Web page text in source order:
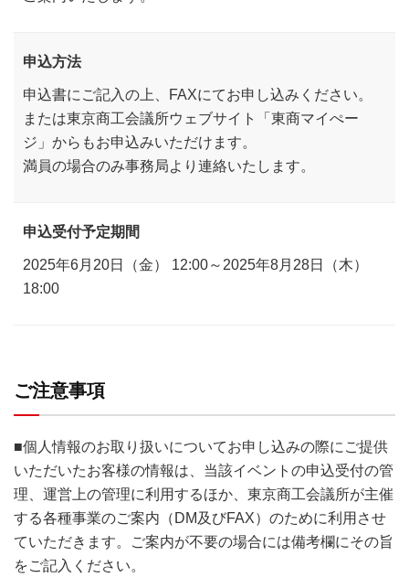
申込方法
申込書にご記入の上、FAXにてお申し込みください。
または東京商工会議所ウェブサイト「東商マイぺー
ジ」からもお申込みいただけます。
満員の場合のみ事務局より連絡いたします。
申込受付予定期間
2025年6月20日（金） 12:00～2025年8月28日（木）
18:00
ご注意事項
■個人情報のお取り扱いについてお申し込みの際にご提供
いただいたお客様の情報は、当該イベントの申込受付の管
理、運営上の管理に利用するほか、東京商工会議所が主催
する各種事業のご案内（DM及びFAX）のために利用させ
ていただきます。ご案内が不要の場合には備考欄にその旨
をご記入ください。